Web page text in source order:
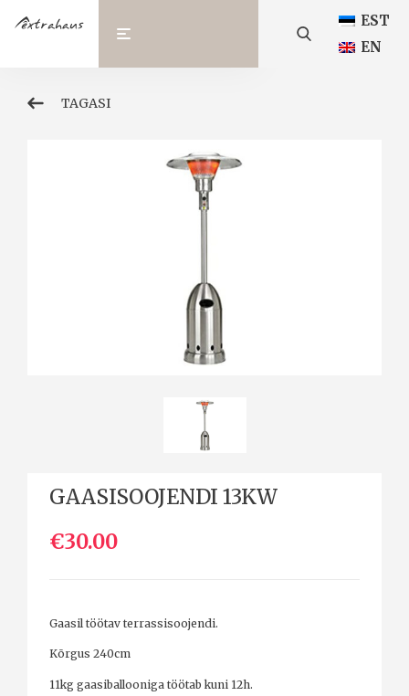
EST
EN
TAGASI
GAASISOOJENDI 13KW
€30.00
Gaasil töötav terrassisoojendi.
Kõrgus 240cm
11kg gaasiballooniga töötab kuni 12h.